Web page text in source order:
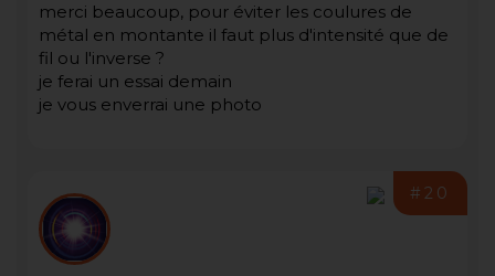
merci beaucoup, pour éviter les coulures de
métal en montante il faut plus d'intensité que de
fil ou l'inverse ?
je ferai un essai demain
je vous enverrai une photo
#20